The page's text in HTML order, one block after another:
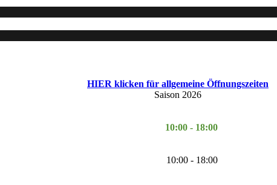
HIER klicken für allgemeine Öffnungszeiten
Saison 2026
10:00 - 18:00
10:00 - 18:00